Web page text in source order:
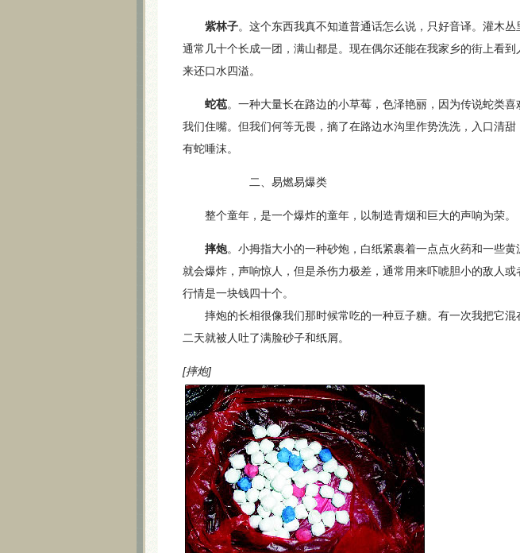
紫林子。这个东西我真不知道普通话怎么说，只好音译。灌木丛
通常几十个长成一团，满山都是。现在偶尔还能在我家乡的街上看
来还口水四溢。
蛇苞。一种大量长在路边的小草莓，色泽艳丽，因为传说蛇类
我们住嘴。但我们何等无畏，摘了在路边水沟里作势洗洗，入口清
有蛇唾沫。
二、易燃易爆类
整个童年，是一个爆炸的童年，以制造青烟和巨大的声响为荣。
摔炮。小拇指大小的一种砂炮，白纸紧裹着一点点火药和一些
就会爆炸，声响惊人，但是杀伤力极差，通常用来吓唬胆小的敌人
行情是一块钱四十个。
摔炮的长相很像我们那时候常吃的一种豆子糖。有一次我把它混
二天就被人吐了满脸砂子和纸屑。
[摔炮]